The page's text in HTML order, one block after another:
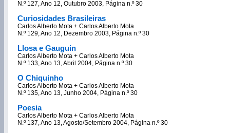
N.º 127, Ano 12, Outubro 2003, Página n.º 30
Curiosidades Brasileiras
Carlos Alberto Mota + Carlos Alberto Mota
N.º 129, Ano 12, Dezembro 2003, Página n.º 30
Llosa e Gauguin
Carlos Alberto Mota + Carlos Alberto Mota
N.º 133, Ano 13, Abril 2004, Página n.º 30
O Chiquinho
Carlos Alberto Mota + Carlos Alberto Mota
N.º 135, Ano 13, Junho 2004, Página n.º 30
Poesia
Carlos Alberto Mota + Carlos Alberto Mota
N.º 137, Ano 13, Agosto/Setembro 2004, Página n.º 30